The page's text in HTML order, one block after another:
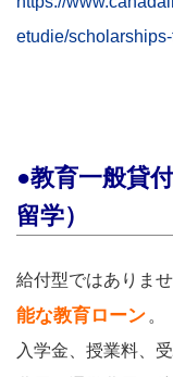
etudie/
●教育一般貸
留学）
給付型ではありませ
能な教育ローン 。
入学金、授業料、